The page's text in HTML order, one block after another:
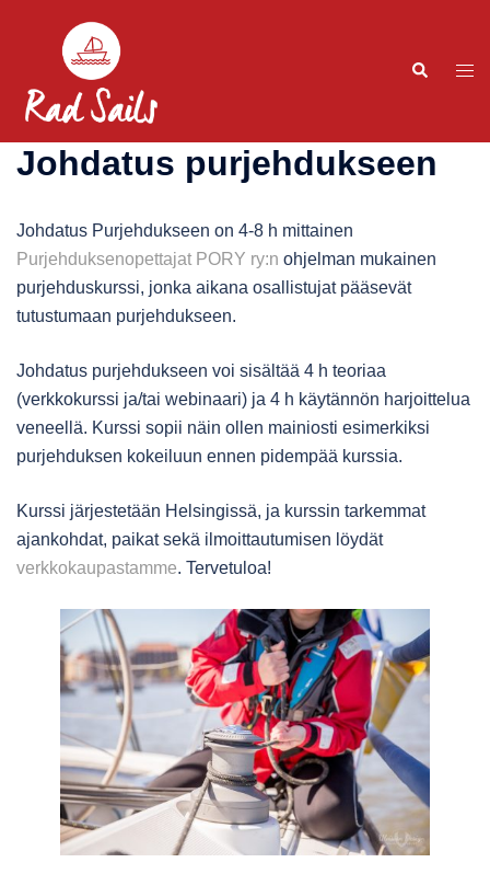
Johdatus purjehdukseen
Johdatus Purjehdukseen on 4-8 h mittainen
Purjehduksenopettajat PORY ry:n ohjelman mukainen
purjehduskurssi, jonka aikana osallistujat pääsevät
tutustumaan purjehdukseen.
Johdatus purjehdukseen voi sisältää 4 h teoriaa
(verkkokurssi ja/tai webinaari) ja 4 h käytännön harjoittelua
veneellä. Kurssi sopii näin ollen mainiosti esimerkiksi
purjehduksen kokeiluun ennen pidempää kurssia.
Kurssi järjestetään Helsingissä, ja kurssin tarkemmat
ajankohdat, paikat sekä ilmoittautumisen löydät
verkkokaupastamme. Tervetuloa!